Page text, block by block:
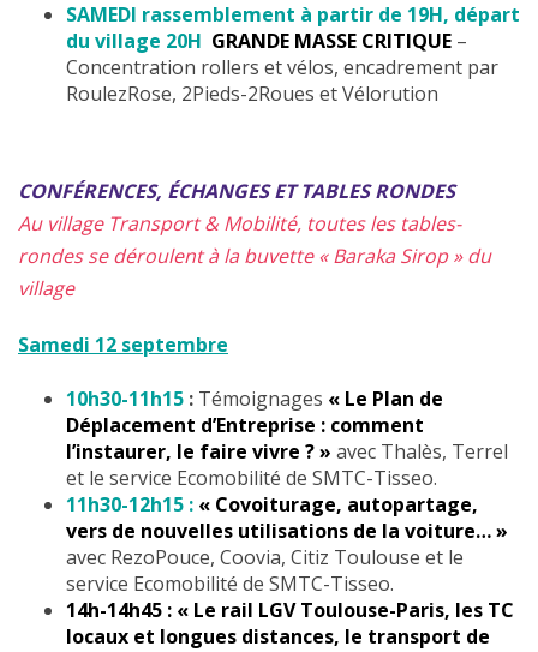
SAMEDI rassemblement à partir de 19H, départ
du village 20H GRANDE MASSE CRITIQUE –
Concentration rollers et vélos, encadrement par
RoulezRose, 2Pieds-2Roues et Vélorution
CONFÉRENCES, ÉCHANGES ET TABLES RONDES
Au village Transport & Mobilité, toutes les tables-
rondes se déroulent à la buvette « Baraka Sirop » du
village
Samedi 12 septembre
10h30-11h15 : Témoignages « Le Plan de
Déplacement d’Entreprise : comment
l’instaurer, le faire vivre ? » avec Thalès, Terrel
et le service Ecomobilité de SMTC-Tisseo.
11h30-12h15 : « Covoiturage, autopartage,
vers de nouvelles utilisations de la voiture… »
avec RezoPouce, Coovia, Citiz Toulouse et le
service Ecomobilité de SMTC-Tisseo.
14h-14h45 : « Le rail LGV Toulouse-Paris, les TC
locaux et longues distances, le transport de